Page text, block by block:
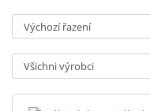
Seřadit:
Výrobci: